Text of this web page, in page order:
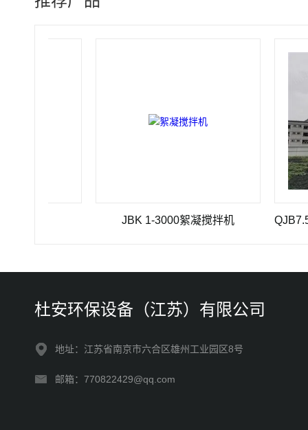
JBK 1-3000絮凝搅拌机
杜安环保设备（江苏）有限公司
地址：江苏省南京市六合区雄州工业园区8号
邮箱：770822429@qq.com